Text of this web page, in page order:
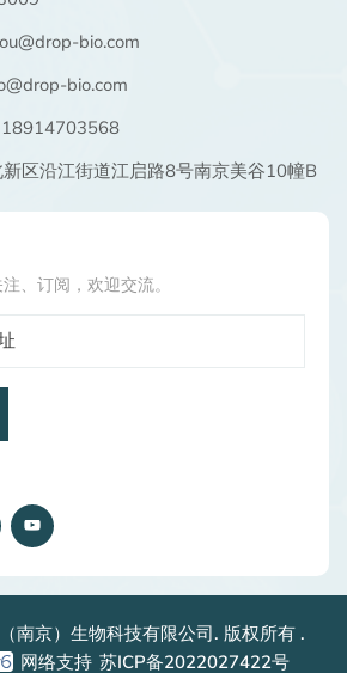
bio.com
bio.com
区沿江街道江启路8号南京美谷10幢B
、订阅，欢迎交流。
南京）生物科技有限公司. 版权所有 .
网络支持 苏ICP备2022027422号